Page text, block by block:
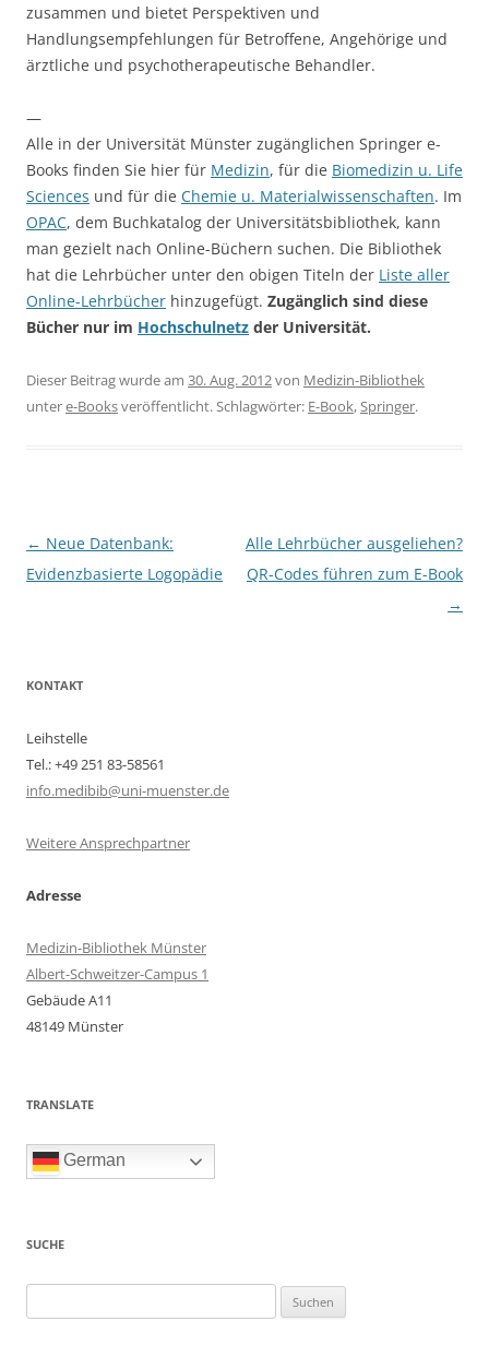
zusammen und bietet Perspektiven und
Handlungsempfehlungen für Betroffene, Angehörige und
ärztliche und psychotherapeutische Behandler.
—
Alle in der Universität Münster zugänglichen Springer e-
Books finden Sie hier für Medizin, für die Biomedizin u. Life
Sciences und für die Chemie u. Materialwissenschaften. Im
OPAC, dem Buchkatalog der Universitätsbibliothek, kann
man gezielt nach Online-Büchern suchen. Die Bibliothek
hat die Lehrbücher unter den obigen Titeln der Liste aller
Online-Lehrbücher hinzugefügt. Zugänglich sind diese
Bücher nur im Hochschulnetz der Universität.
Dieser Beitrag wurde am 30. Aug. 2012von Medizin-Bibliothek
untere-Booksveröffentlicht. Schlagwörter: E-Book,Springer.
Beitragsnavigation
← Neue Datenbank:
Evidenzbasierte Logopädie
Alle Lehrbücher ausgeliehen?
QR-Codes führen zum E-Book
→
KONTAKT
Leihstelle
Tel.: +49 251 83-58561
info.medibib@uni-muenster.de
Weitere Ansprechpartner
Adresse
Medizin-Bibliothek Münster
Albert-Schweitzer-Campus 1
Gebäude A11
48149 Münster
TRANSLATE
German
SUCHE
nach: